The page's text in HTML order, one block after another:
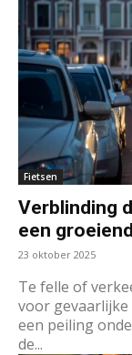
Fietsen
Verblinding
een
23 oktober 2025
Te felle of
voor
een peiling
de...